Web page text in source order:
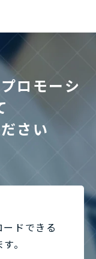
ロモーシ
さい
ドできる
。